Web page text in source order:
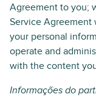
Agreement to you;
Service Agreement
your personal
operate and
with the content
Informações do